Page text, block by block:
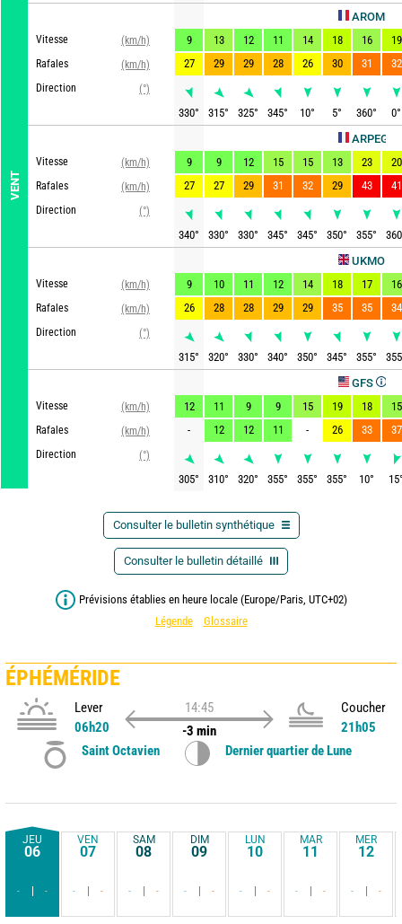
VENT
AROME HD
Vitesse
(km/h)
Rafales
(km/h)
Direction
(°)
Vitesse
(km/h)
Rafales
(km/h)
Direction
(°)
UKMO
Vitesse
(km/h)
Rafales
(km/h)
Direction
(°)
Vitesse
(km/h)
Rafales
(km/h)
Direction
(°)
9 13 12 11 14 18 16
19
27
29 29 28 26 30 31 32
330° 315° 325° 345° 10° 5° 360° 0°
9 9 12 15 15 13 23
20
27
27 29 31 32 29 43 41
340° 330° 330° 345° 345° 350° 355° 360
9 10 11 12 14 18 17
16
26
28 28 29 29 35 35 34
315° 320° 330° 340° 350° 345° 355° 355
12 11 9 9 15 19 18
15
-
12 12 11 - 26 33 37
305° 310° 320° 355° 355° 355° 10° 15
Consulter le bulletin synthétique
Consulter le bulletin détaillé
Prévisions établies en heure locale (Europe/Paris, UTC+02)
Légende
Glossaire
ÉPHÉMÉRIDE
Lever
06h20
14:45
-3 min
Coucher
21h05
Saint Octavien
Dernier quartier de Lune
JEU
06
- -
VEN
07
- -
SAM
08
- -
DIM
09
- -
LUN
10
- -
MAR
11
- -
MER
12
- -